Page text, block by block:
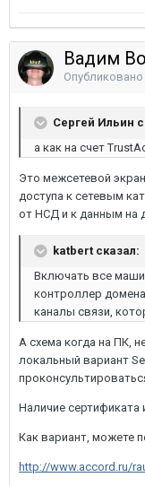
Вадим
Опубликовано
Сергей Ильин
а как на счет
Это межсетевой
доступа к сетевым
от НСД и к данным на
katbert сказал:
Включать все
контроллер
каналы связи,
А схема когда на ПК,
локальный вариант
Наличие
Как вариант, можете
http://www.accord.ru/